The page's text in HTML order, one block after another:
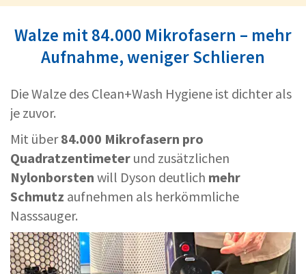
Walze mit 84.000 Mikrofasern – mehr
Aufnahme, weniger Schlieren
Die Walze des Clean+Wash Hygiene ist dichter als
je zuvor.
Mit über84.000 Mikrofasern pro
Quadratzentimeter und zusätzlichen
Nylonborsten will Dyson deutlich mehr
Schmutz aufnehmen als herkömmliche
Nasssauger.